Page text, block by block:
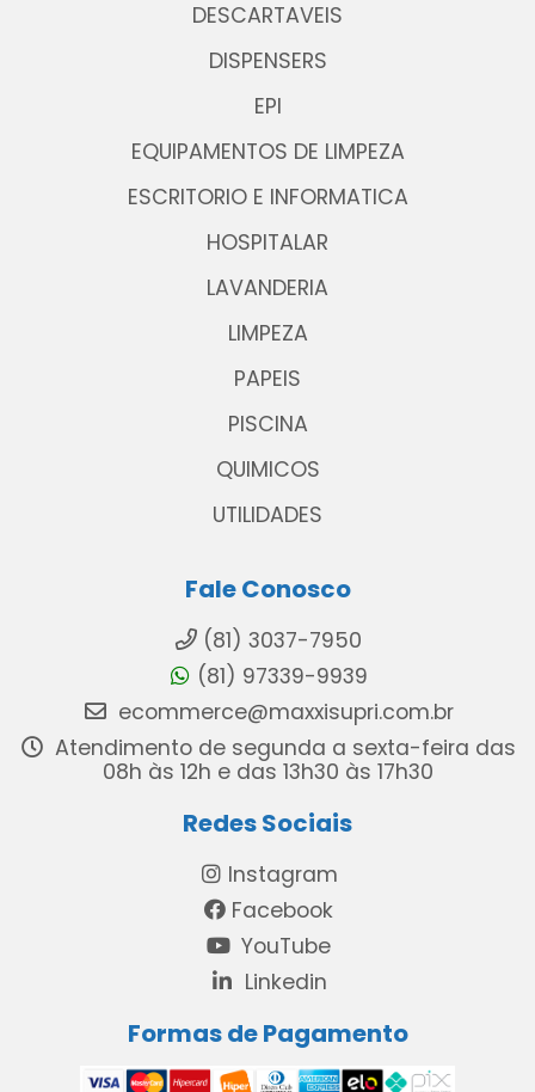
DESCARTAVEIS
DISPENSERS
EPI
EQUIPAMENTOS DE LIMPEZA
ESCRITORIO E INFORMATICA
HOSPITALAR
LAVANDERIA
LIMPEZA
PAPEIS
PISCINA
QUIMICOS
UTILIDADES
Fale Conosco
(81) 3037-7950
(81) 97339-9939
ecommerce@maxxisupri.com.br
Atendimento de segunda a sexta-feira das
08h às 12h e das 13h30 às 17h30
Redes Sociais
Instagram
Facebook
YouTube
Linkedin
Formas de Pagamento